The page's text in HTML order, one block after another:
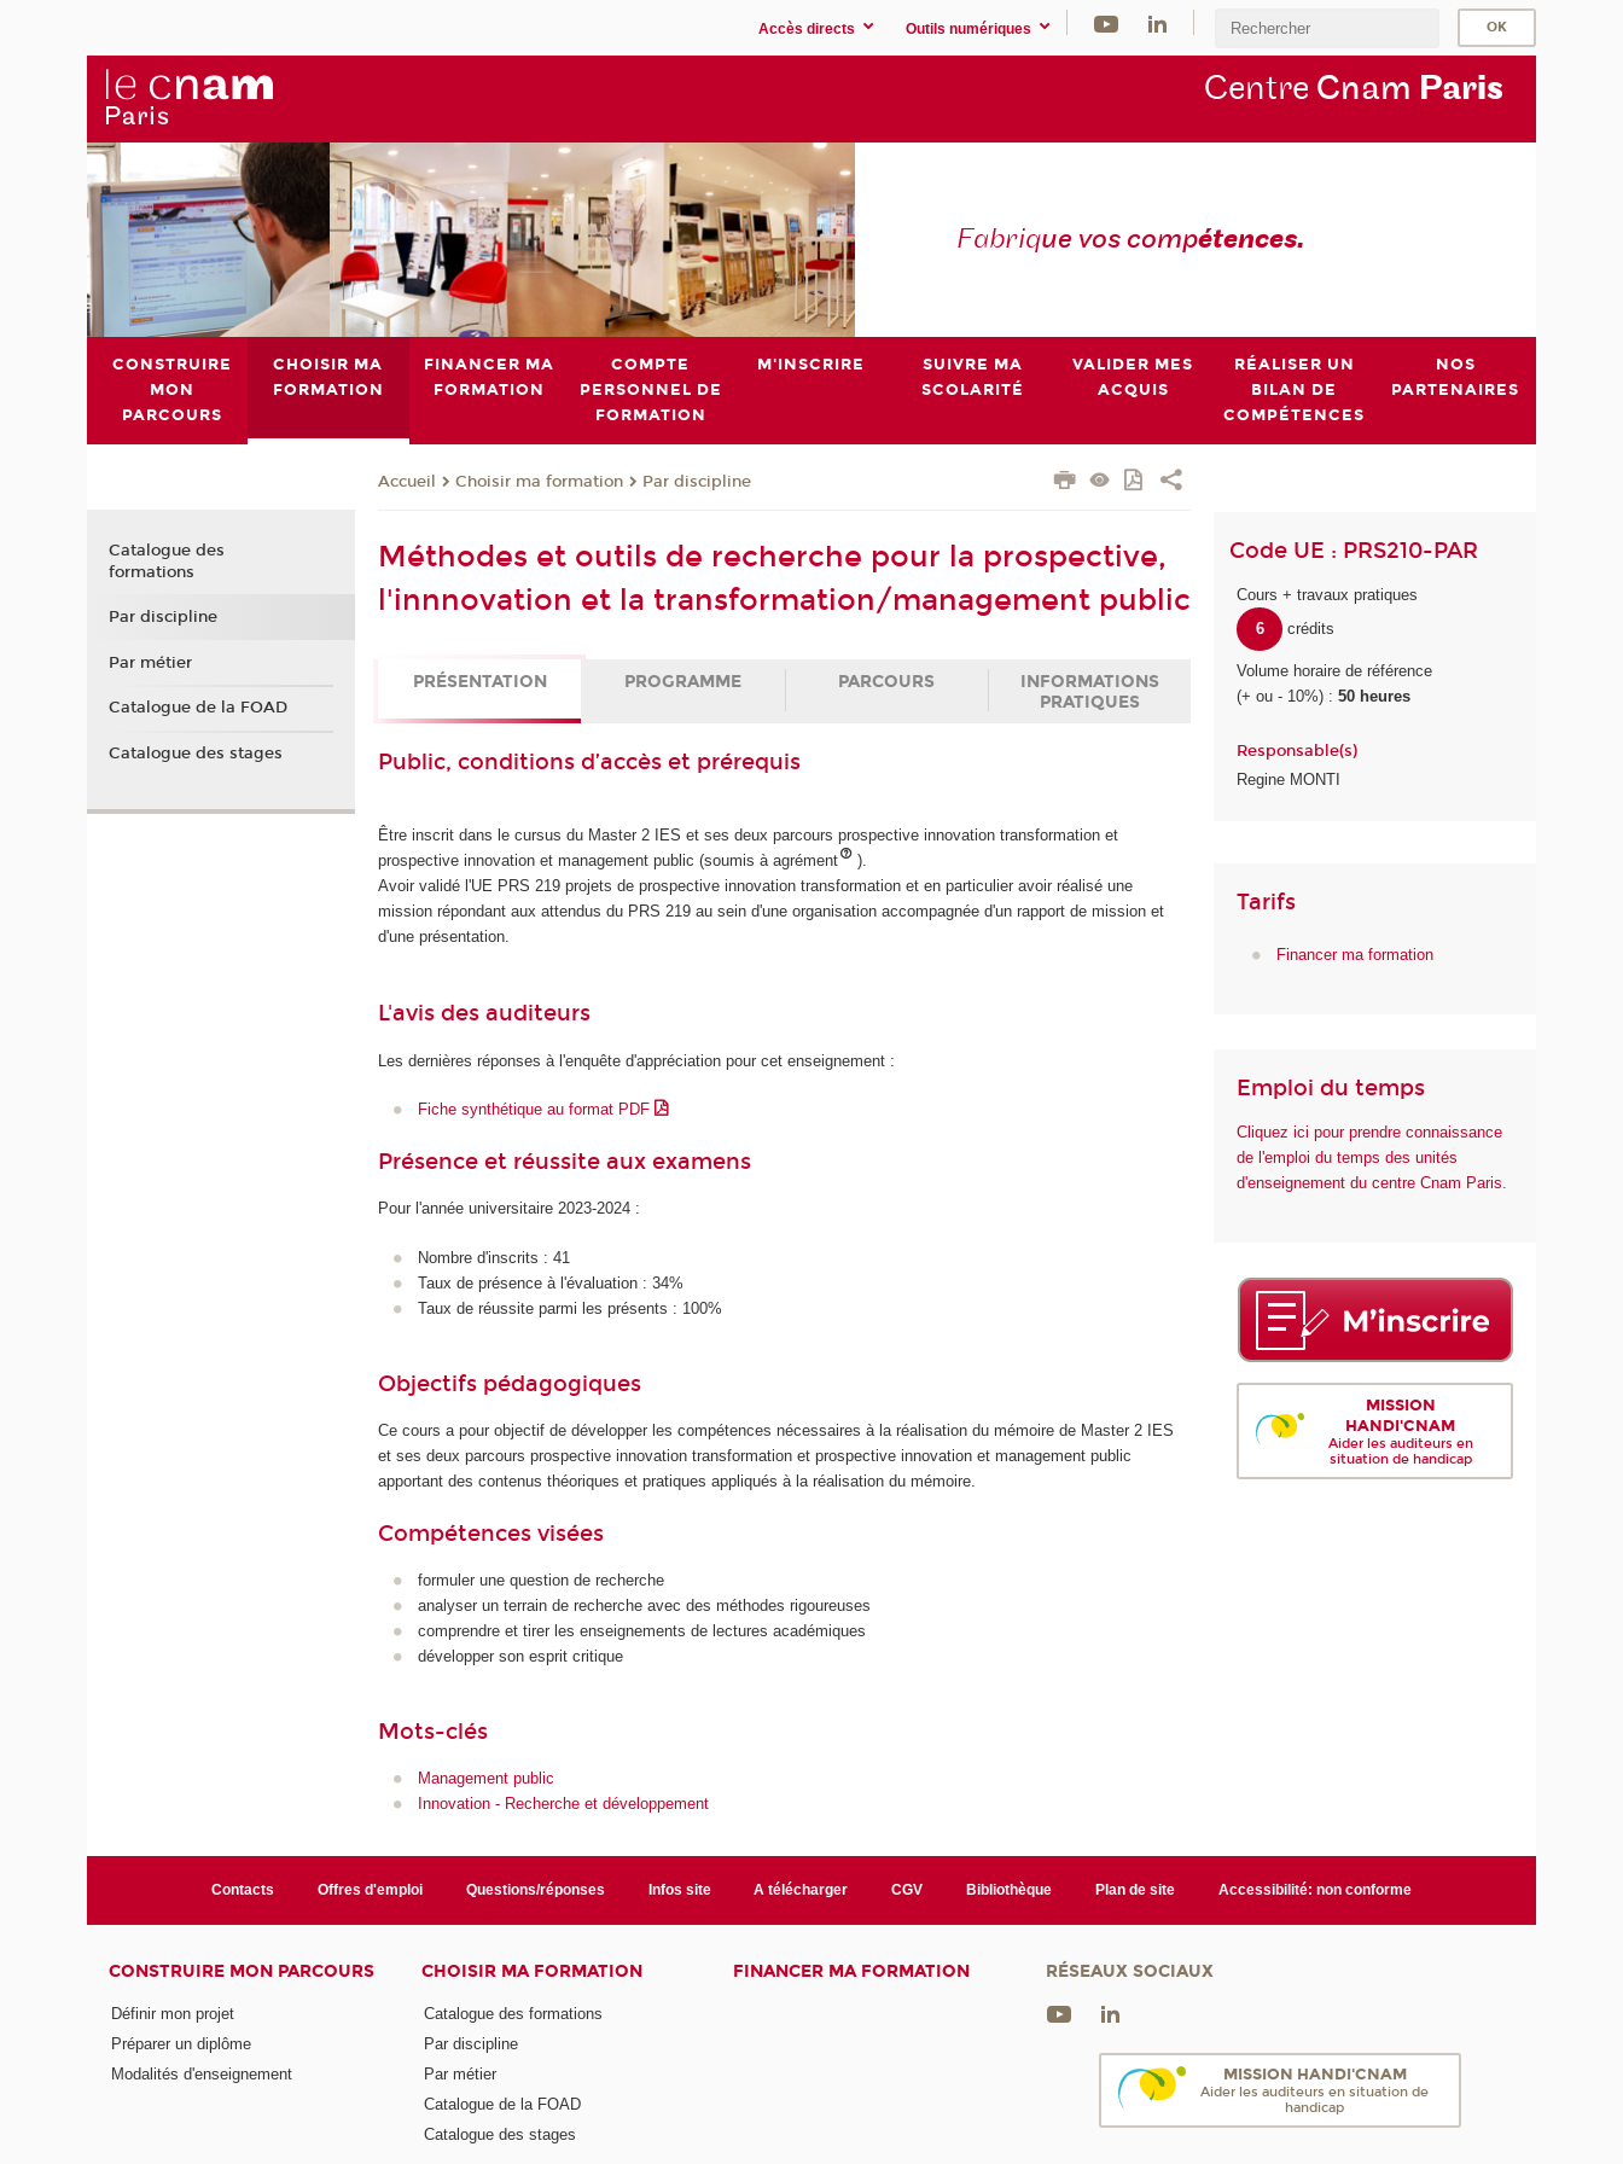
Accès directs Outils numériques
Centre Cnam Paris
Fabrique vos compétences.
CONSTRUIRE
MON
PARCOURS
CHOISIR MA
FORMATION
FINANCER MA
FORMATION
COMPTE
PERSONNEL DE
FORMATION
M'INSCRIRE
SUIVRE MA
SCOLARITÉ
VALIDER MES
ACQUIS
RÉALISER UN
BILAN DE
COMPÉTENCES
NOS
PARTENAIRES
Accueil Choisir ma formation Par discipline
Méthodes et outils de recherche pour la prospective,
l'innnovation et la transformation/management public
PRÉSENTATION PROGRAMME PARCOURS
INFORMATIONS
PRATIQUES
Public, conditions d’accès et prérequis
Être inscrit dans le cursus du Master 2 IES et ses deux parcours prospective innovation transformation et
prospective innovation et management public (soumis à agrément
).
Avoir validé l'UE PRS 219 projets de prospective innovation transformation et en particulier avoir réalisé une
mission répondant aux attendus du PRS 219 au sein d'une organisation accompagnée d'un rapport de mission et
d'une présentation.
L'avis des auditeurs
Les dernières réponses à l'enquête d'appréciation pour cet enseignement :
Fiche synthétique au format PDF
Présence et réussite aux examens
Pour l'année universitaire 2023-2024 :
Nombre d'inscrits : 41
Taux de présence à l'évaluation : 34%
Taux de réussite parmi les présents : 100%
Objectifs pédagogiques
Ce cours a pour objectif de développer les compétences nécessaires à la réalisation du mémoire de Master 2 IES
et ses deux parcours prospective innovation transformation et prospective innovation et management public
apportant des contenus théoriques et pratiques appliqués à la réalisation du mémoire.
Compétences visées
formuler une question de recherche
analyser un terrain de recherche avec des méthodes rigoureuses
comprendre et tirer les enseignements de lectures académiques
développer son esprit critique
Mots-clés
Management public
Innovation - Recherche et développement
Code UE : PRS210-PAR
Cours + travaux pratiques
6
crédits
Volume horaire de référence
(+ ou - 10%) :50 heures
Responsable(s)
Regine MONTI
Tarifs
Financer ma formation
Emploi du temps
Cliquez ici pour prendre connaissance
de l'emploi du temps des unités
d'enseignement du centre Cnam Paris.
MISSION
HANDI'CNAM
Aider les auditeurs en
situation de handicap
Catalogue des
formations
Par discipline
Par métier
Catalogue de la FOAD
Catalogue des stages
Contacts Offres d'emploi Questions/réponses Infos site A télécharger CGV Bibliothèque Plan de site Accessibilité: non conforme
CONSTRUIRE MON PARCOURS
Définir mon projet
Préparer un diplôme
Modalités d'enseignement
CHOISIR MA FORMATION
Catalogue des formations
Par discipline
Par métier
Catalogue de la FOAD
Catalogue des stages
FINANCER MA FORMATION RÉSEAUX SOCIAUX
MISSION HANDI'CNAM
Aider les auditeurs en situation de
handicap